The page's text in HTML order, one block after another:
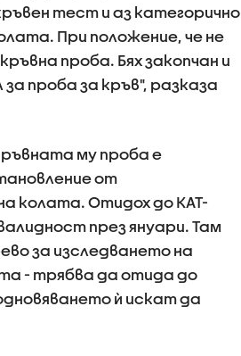
тест и аз категорично
При положение, че не
проба. Бях закопчан и
проба за кръв", разказа
му проба е
от
колата. Отидох до КАТ-
през януари. Там
за изследването на
- трябва да отида до
ѝ искат да